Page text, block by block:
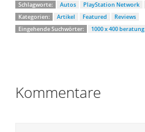
Schlagworte: Autos PlayStation Network
Kategorien:
Artikel Featured
Reviews
Eingehende Suchwörter:
1000 x 400 beratung
Kommentare